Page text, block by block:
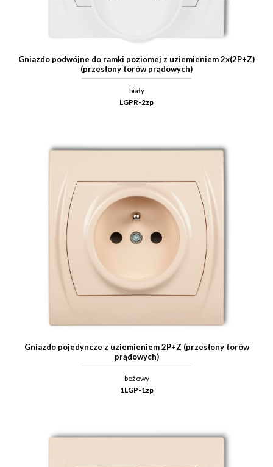
Gniazdo podwójne do ramki poziomej z uziemieniem 2x(2P+Z)
(przesłony torów prądowych)
biały
LGPR-2zp
Gniazdo pojedyncze z uziemieniem 2P+Z (przesłony torów
prądowych)
beżowy
1LGP-1zp